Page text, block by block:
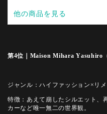
第4位｜Maison Mihara Yasuhiro
ジャンル：ハイファッション×リ
特徴：あえて崩したシルエット、
カーなど唯一無二の世界観。